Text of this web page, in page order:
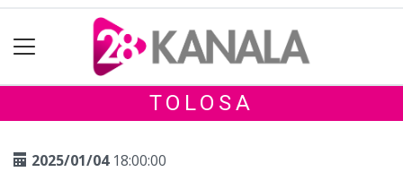
TOLOSA
2025/01/0418:00:00